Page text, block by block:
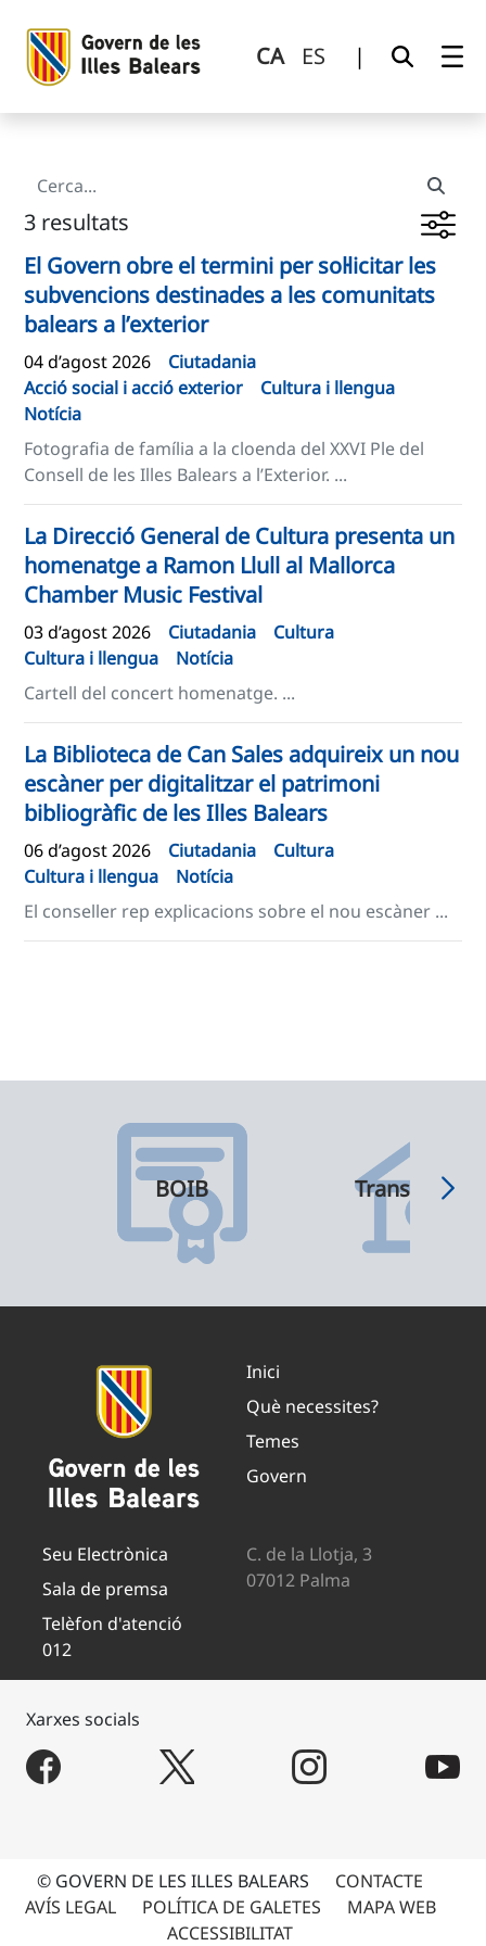
CA ES |
3 resultats
El Govern obre el termini per sol·licitar les
subvencions destinades a les comunitats
balears a l’exterior
04 d’agost 2026
Ciutadania
Acció social i acció exterior
Cultura i llengua
Notícia
Fotografia de família a la cloenda del XXVI Ple del
Consell de les Illes Balears a l’Exterior. ...
La Direcció General de Cultura presenta un
homenatge a Ramon Llull al Mallorca
Chamber Music Festival
03 d’agost 2026 Ciutadania
Cultura
Cultura i llengua
Notícia
Cartell del concert homenatge. ...
La Biblioteca de Can Sales adquireix un nou
escàner per digitalitzar el patrimoni
bibliogràfic de les Illes Balears
06 d’agost 2026 Ciutadania
Cultura
Cultura i llengua
Notícia
El conseller rep explicacions sobre el nou escàner ...
BOIB
Inici
Què necessites?
Temes
Govern
Seu Electrònica
Sala de premsa
Telèfon d'atenció
012
C. de la Llotja, 3
07012 Palma
Xarxes socials
© GOVERN DE LES ILLES BALEARS
CONTACTE
AVÍS LEGAL
POLÍTICA DE GALETES
MAPA WEB
ACCESSIBILITAT